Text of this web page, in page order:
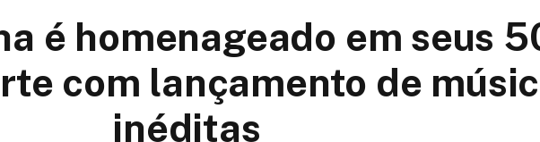
é homenageado em seus
com lançamento de
inéditas